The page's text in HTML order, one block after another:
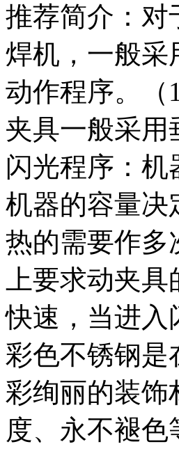
推荐简介：对
焊机，一般采
动作程序。（
夹具一般采用
闪光程序：机
机器的容量决
热的需要作多
上要求动夹
快速，当进入
彩色不锈钢是
彩绚丽的装饰
度、永不褪